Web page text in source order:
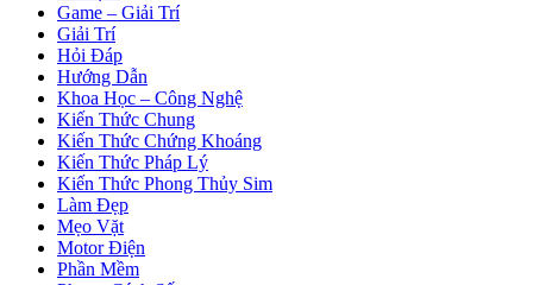
Game – Giải Trí
Giải Trí
Hỏi Đáp
Hướng Dẫn
Khoa Học – Công Nghệ
Kiến Thức Chung
Kiến Thức Chứng Khoáng
Kiến Thức Pháp Lý
Kiến Thức Phong Thủy Sim
Làm Đẹp
Mẹo Vặt
Motor Điện
Phần Mềm